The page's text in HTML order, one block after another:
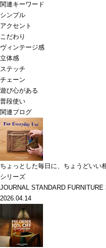
関連キーワード
シンプル
アクセント
こだわり
ヴィンテージ感
立体感
ステッチ
チェーン
遊び心がある
普段使い
関連ブログ
ちょっとした毎日に、ちょうどいい
シリーズ
JOURNAL STANDARD FURNITURE
2026.04.14